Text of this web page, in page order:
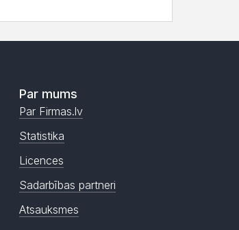
Par mums
Par Firmas.lv
Statistika
Licences
Sadarbības partneri
Atsauksmes